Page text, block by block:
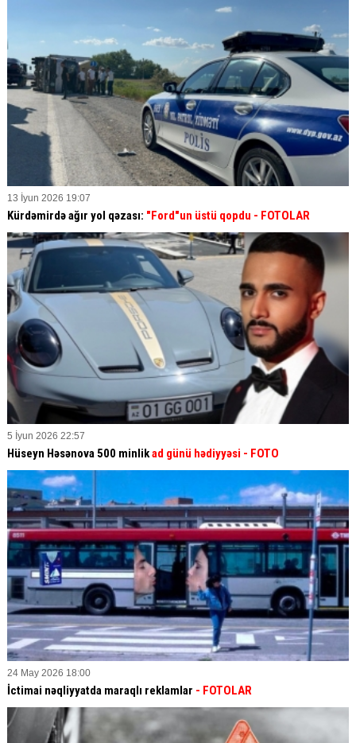
13 İyun 2026 19:07
Kürdəmirdə ağır yol qəzası: "Ford"un üstü qopdu - FOTOLAR
5 İyun 2026 22:57
Hüseyn Həsənova 500 minlikad günü hədiyyəsi - FOTO
24 May 2026 18:00
İctimai nəqliyyatda maraqlı reklamlar - FOTOLAR